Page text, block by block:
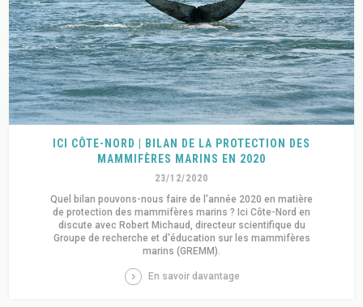
ICI CÔTE-NORD | BILAN DE LA PROTECTION DES
MAMMIFÈRES MARINS EN 2020
23/12/2020
Quel bilan pouvons-nous faire de l'année 2020 en matière
de protection des mammifères marins ? Ici Côte-Nord en
discute avec Robert Michaud, directeur scientifique du
Groupe de recherche et d'éducation sur les mammifères
marins (GREMM).
En savoir davantage